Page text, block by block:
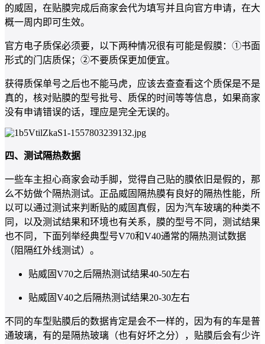
的威固，在贴膜完成后商家会代为填写并且向官方申请，在大
概一周内即可生效。
官方电子质保必须要，以下两种情况很有可能是假膜：①书面
形式的门店质保；②不要质保更加便宜。
获得质保单号之后也不能马虎，应该去查查看这个质保是不是
真的，核对贴膜的型号批号、质保的时间等等信息，如果商家
没有申请错误的话，理应是完全无误的。
四、测试隔热数据
一些车主担心商家会动手脚，觉得自己贴的膜依旧是假的，那
么不妨做个隔热测试。正品威固隔热膜有良好的隔热性能，所
以可以通过测试来判断贴的威固真假，因为汽车玻璃的种类不
同，以及测试结果和环境也有关系，膜的型号不同，测试结果
也不同，下面列举经典型号V70和V40通常的隔热测试数据
（阻隔红外线测试）。
贴威固V70之后隔热测试结果40-50左右
贴威固V40之后隔热测试结果20-30左右
不同的车型贴膜后的数据肯定是会不一样的，因为有的车是普
通玻璃，有的是隔热玻璃（也有好坏之分），贴膜后会有少许